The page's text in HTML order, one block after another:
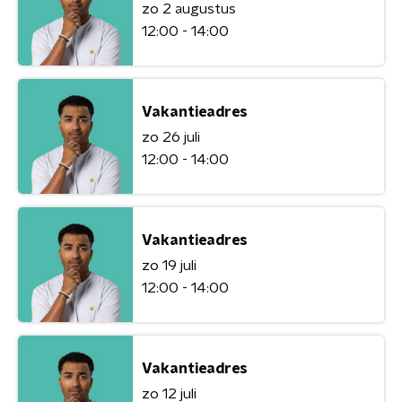
zo 2 augustus
12:00 - 14:00
Vakantieadres
zo 26 juli
12:00 - 14:00
Vakantieadres
zo 19 juli
12:00 - 14:00
Vakantieadres
zo 12 juli